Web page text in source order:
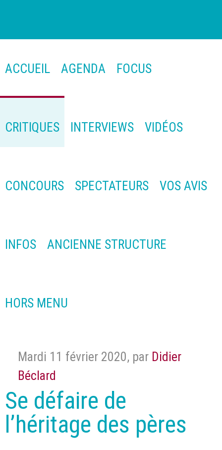
ACCUEIL AGENDA FOCUS
CRITIQUES INTERVIEWS VIDÉOS
CONCOURS SPECTATEURS VOS AVIS
INFOS ANCIENNE STRUCTURE
HORS MENU
Mardi 11 février 2020, par Didier
Béclard
Se défaire de
l’héritage des pères